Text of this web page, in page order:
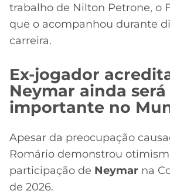
trabalho de Nilton Petrone, o
que o acompanhou durante
carreira.
Ex-jogador
Neymar ainda será
importante no
Apesar da preocupação
Romário demonstrou
participação de Neymar na
de 2026.